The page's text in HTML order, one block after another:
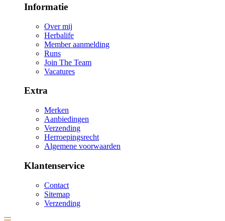
Informatie
Over mij
Herbalife
Member aanmelding
Runs
Join The Team
Vacatures
Extra
Merken
Aanbiedingen
Verzending
Herroepingsrecht
Algemene voorwaarden
Klantenservice
Contact
Sitemap
Verzending